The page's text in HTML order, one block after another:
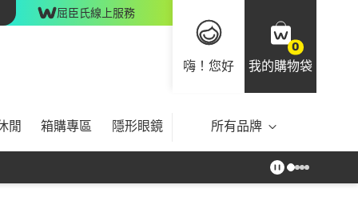
屈臣氏線上服務
嗨！您好
0
我的購物袋
閒 箱購專區 隱形眼鏡 所有品牌